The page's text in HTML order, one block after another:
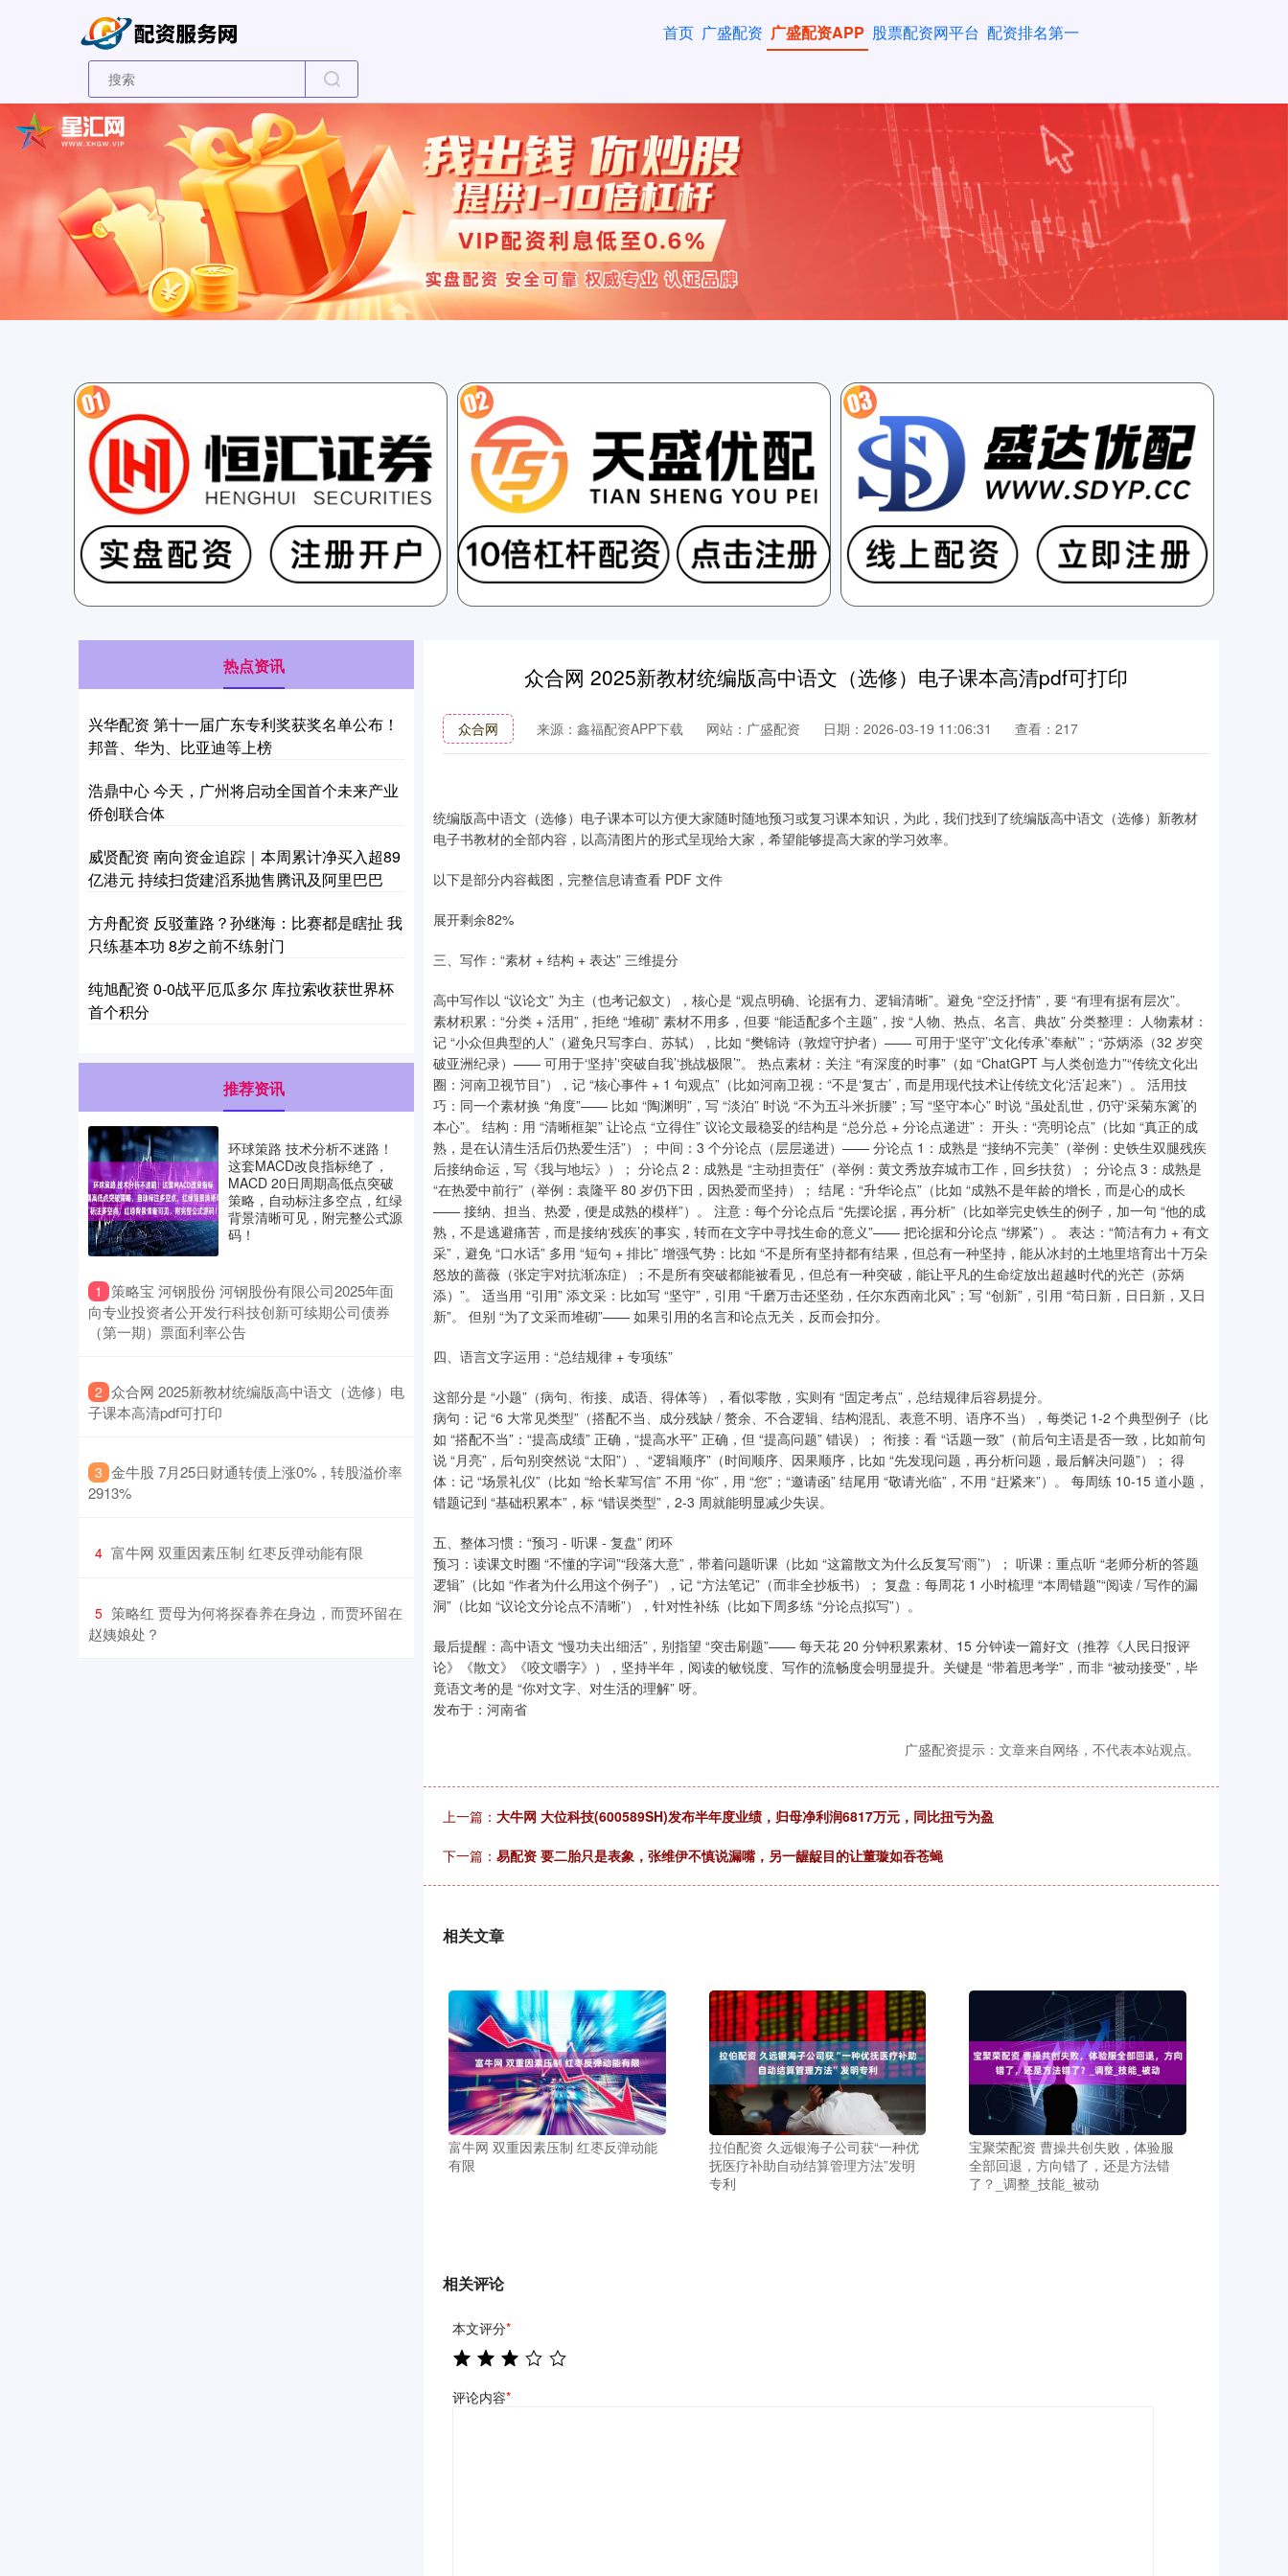
首页 广盛配资 广盛配资APP 股票配资网平台 配资排名第一
众合网 2025新教材统编版高中语文（选修）电子课本高清pdf可打印
众合网 来源：鑫福配资APP下载 网站：广盛配资 日期：2026-03-19 11:06:31 查看：217
统编版高中语文（选修）电子课本可以方便大家随时随地预习或复习课本知识，为此，我们找到了统编版高中语文（选修）新教材
电子书教材的全部内容，以高清图片的形式呈现给大家，希望能够提高大家的学习效率。
以下是部分内容截图，完整信息请查看 PDF 文件
展开剩余82%
三、写作：“素材 + 结构 + 表达” 三维提分
高中写作以 “议论文” 为主（也考记叙文），核心是 “观点明确、论据有力、逻辑清晰”。避免 “空泛抒情”，要 “有理有据有层次”。
素材积累：“分类 + 活用”，拒绝 “堆砌” 素材不用多，但要 “能适配多个主题”，按 “人物、热点、名言、典故” 分类整理： 人物素材：
记 “小众但典型的人”（避免只写李白、苏轼），比如 “樊锦诗（敦煌守护者）—— 可用于‘坚守’‘文化传承’‘奉献’”；“苏炳添（32 岁突
破亚洲纪录）—— 可用于‘坚持’‘突破自我’‘挑战极限’”。 热点素材：关注 “有深度的时事”（如 “ChatGPT 与人类创造力”“传统文化出
圈：河南卫视节目”），记 “核心事件 + 1 句观点”（比如河南卫视：“不是‘复古’，而是用现代技术让传统文化‘活’起来”）。 活用技
巧：同一个素材换 “角度”—— 比如 “陶渊明”，写 “淡泊” 时说 “不为五斗米折腰”；写 “坚守本心” 时说 “虽处乱世，仍守‘采菊东篱’的
本心”。 结构：用 “清晰框架” 让论点 “立得住” 议论文最稳妥的结构是 “总分总 + 分论点递进”： 开头：“亮明论点”（比如 “真正的成
熟，是在认清生活后仍热爱生活”）； 中间：3 个分论点（层层递进）—— 分论点 1：成熟是 “接纳不完美”（举例：史铁生双腿残疾
后接纳命运，写《我与地坛》）； 分论点 2：成熟是 “主动担责任”（举例：黄文秀放弃城市工作，回乡扶贫）； 分论点 3：成熟是
“在热爱中前行”（举例：袁隆平 80 岁仍下田，因热爱而坚持）； 结尾：“升华论点”（比如 “成熟不是年龄的增长，而是心的成长
—— 接纳、担当、热爱，便是成熟的模样”）。 注意：每个分论点后 “先摆论据，再分析”（比如举完史铁生的例子，加一句 “他的成
熟，不是逃避痛苦，而是接纳‘残疾’的事实，转而在文字中寻找生命的意义”—— 把论据和分论点 “绑紧”）。 表达：“简洁有力 + 有文
采”，避免 “口水话” 多用 “短句 + 排比” 增强气势：比如 “不是所有坚持都有结果，但总有一种坚持，能从冰封的土地里培育出十万朵
怒放的蔷薇（张定宇对抗渐冻症）；不是所有突破都能被看见，但总有一种突破，能让平凡的生命绽放出超越时代的光芒（苏炳
添）”。 适当用 “引用” 添文采：比如写 “坚守”，引用 “千磨万击还坚劲，任尔东西南北风”；写 “创新”，引用 “苟日新，日日新，又日
新”。 但别 “为了文采而堆砌”—— 如果引用的名言和论点无关，反而会扣分。
四、语言文字运用：“总结规律 + 专项练”
这部分是 “小题”（病句、衔接、成语、得体等），看似零散，实则有 “固定考点”，总结规律后容易提分。
病句：记 “6 大常见类型”（搭配不当、成分残缺 / 赘余、不合逻辑、结构混乱、表意不明、语序不当），每类记 1-2 个典型例子（比
如 “搭配不当”：“提高成绩” 正确，“提高水平” 正确，但 “提高问题” 错误）； 衔接：看 “话题一致”（前后句主语是否一致，比如前句
说 “月亮”，后句别突然说 “太阳”）、“逻辑顺序”（时间顺序、因果顺序，比如 “先发现问题，再分析问题，最后解决问题”）； 得
体：记 “场景礼仪”（比如 “给长辈写信” 不用 “你”，用 “您”；“邀请函” 结尾用 “敬请光临”，不用 “赶紧来”）。 每周练 10-15 道小题，
错题记到 “基础积累本”，标 “错误类型”，2-3 周就能明显减少失误。
五、整体习惯：“预习 - 听课 - 复盘” 闭环
预习：读课文时圈 “不懂的字词”“段落大意”，带着问题听课（比如 “这篇散文为什么反复写‘雨’”）； 听课：重点听 “老师分析的答题
逻辑”（比如 “作者为什么用这个例子”），记 “方法笔记”（而非全抄板书）； 复盘：每周花 1 小时梳理 “本周错题”“阅读 / 写作的漏
洞”（比如 “议论文分论点不清晰”），针对性补练（比如下周多练 “分论点拟写”）。
最后提醒：高中语文 “慢功夫出细活”，别指望 “突击刷题”—— 每天花 20 分钟积累素材、15 分钟读一篇好文（推荐《人民日报评
论》《散文》《咬文嚼字》），坚持半年，阅读的敏锐度、写作的流畅度会明显提升。关键是 “带着思考学”，而非 “被动接受”，毕
竟语文考的是 “你对文字、对生活的理解” 呀。
发布于：河南省
广盛配资提示：文章来自网络，不代表本站观点。
上一篇： 大牛网 大位科技(600589SH)发布半年度业绩，归母净利润6817万元，同比扭亏为盈
下一篇： 易配资 要二胎只是表象，张维伊不慎说漏嘴，另一龌龊目的让董璇如吞苍蝇
相关文章
富牛网 双重因素压制 红枣反弹动能
有限
拉伯配资 久远银海子公司获“一种优
抚医疗补助自动结算管理方法”发明
专利
宝聚荣配资 曹操共创失败，体验服
全部回退，方向错了，还是方法错
了？_调整_技能_被动
相关评论
本文评分*
评论内容*
热点资讯
兴华配资 第十一届广东专利奖获奖名单公布！
邦普、华为、比亚迪等上榜
浩鼎中心 今天，广州将启动全国首个未来产业
侨创联合体
威贤配资 南向资金追踪｜本周累计净买入超89
亿港元 持续扫货建滔系抛售腾讯及阿里巴巴
方舟配资 反驳董路？孙继海：比赛都是瞎扯 我
只练基本功 8岁之前不练射门
纯旭配资 0-0战平厄瓜多尔 库拉索收获世界杯
首个积分
推荐资讯
环球策路 技术分析不迷路！
这套MACD改良指标绝了，
MACD 20日周期高低点突破
策略，自动标注多空点，红绿
背景清晰可见，附完整公式源
码！
1 ​策略宝 河钢股份 河钢股份有限公司2025年面
向专业投资者公开发行科技创新可续期公司债券
（第一期）票面利率公告
2 ​众合网 2025新教材统编版高中语文（选修）电
子课本高清pdf可打印
3 ​金牛股 7月25日财通转债上涨0%，转股溢价率
2913%
4 ​富牛网 双重因素压制 红枣反弹动能有限
5 ​策略红 贾母为何将探春养在身边，而贾环留在
赵姨娘处？